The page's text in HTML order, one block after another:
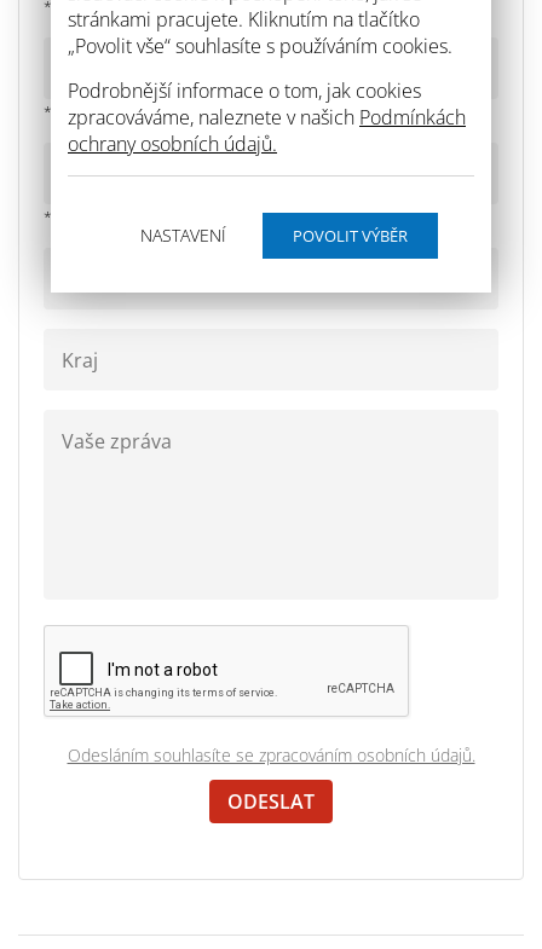
stránkami pracujete. Kliknutím na tlačítko
„Povolit vše“ souhlasíte s používáním cookies.
Podrobnější informace o tom, jak cookies
zpracováváme, naleznete v našich Podmínkách
ochrany osobních údajů.
NASTAVENÍ
spodních vod pro izolační práce.
Na opravách domovního fondu, průmyslových,
zemědělských a vodohospodářských
objektů přidáním přísady Sikkaton A se zvyšuje
pevnost betonu až o cca 13 %, což umožňuje snížit
náklady spojené s dimenzováním armatury.
* povinné pole
* povinné pole
* povinné pole
Odesláním souhlasíte se zpracováním osobních údajů.